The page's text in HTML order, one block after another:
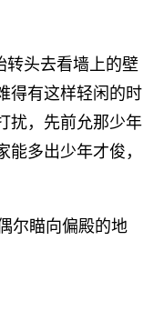
转头去看墙上的壁
得有这样轻闲的时
扰，先前允那少年
多出少年才俊，
尔瞄向偏殿的地